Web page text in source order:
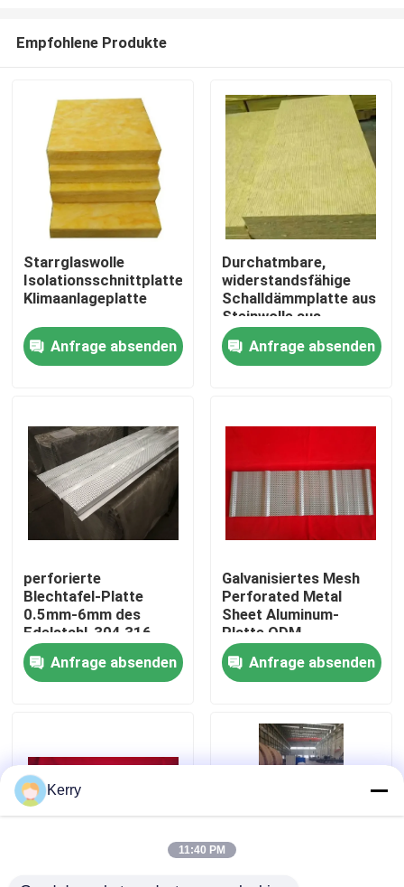
Haus
Über uns
Fabrik-Ausflug
Qualitätskontrolle
Treten Sie mit uns in Verbindung
Stahlkonstruktionsgebäude
Stahlkonstruktionslager
Empfohlene Produkte
Starrglaswolle
Isolationsschnittplatte
Klimaanlageplatte
Anfrage absenden
Durchatmbare,
widerstandsfähige
Schalldämmplatte aus
Steinwolle aus
nachhaltigen
Materialien
Anfrage absenden
perforierte
Blechtafel-Platte
0.5mm-6mm des
Edelstahl-304 316
Anfrage absenden
Galvanisiertes Mesh
Perforated Metal
Sheet Aluminum-
Platte ODM
Anfrage absenden
Kerry
11:40 PM